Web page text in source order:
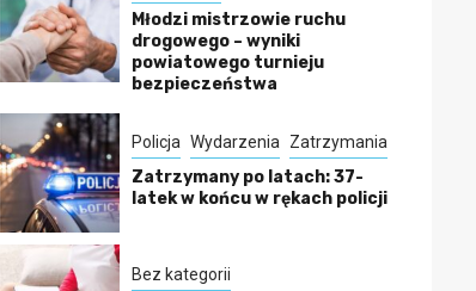
Młodzi mistrzowie ruchu
drogowego – wyniki
powiatowego turnieju
bezpieczeństwa
Policja Wydarzenia Zatrzymania
Zatrzymany po latach: 37-
latek w końcu w rękach policji
Bez kategorii